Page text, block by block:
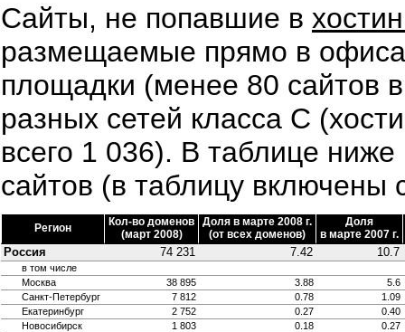
Сайты, не попавшие в
размещаемые прямо в
площадки (менее 80 сайтов
разных сетей класса C
всего 1 036). В таблице
сайтов (в таблицу
Регион
Кол-во доменов
(март 2008)
Доля в марте 2008 г.
(от всех доменов)
Доля
в марте 2007 г.
Россия 74 231 7.42 10.7
в том числе
Москва
38 895 3.88
5.6
Санкт-Петербург
7 812 0.78
1.09
Екатеринбург
2 752 0.27
0.40
Новосибирск
1 803 0.18
0.27